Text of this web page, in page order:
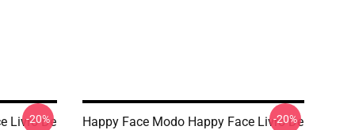
Livro De
-20%
Happy Face Modo Happy Face Livro De
-20%